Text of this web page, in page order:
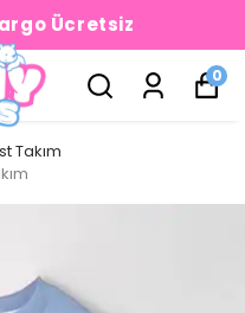
Ücretsiz
0
Takım